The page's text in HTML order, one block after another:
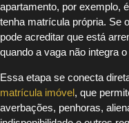
apartamento, por exemplo,
tenha matrícula própria. Se
pode acreditar que está
quando a vaga não integra o
Essa etapa se conecta
matrícula imóvel, que
averbações, penhoras,